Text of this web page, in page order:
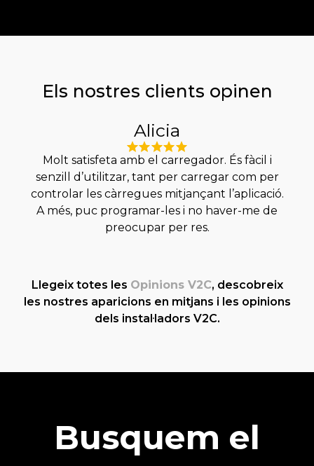
Els nostres clients opinen
Alicia
Molt satisfeta amb el carregador. És fàcil i
senzill d’utilitzar, tant per carregar com per
controlar les càrregues mitjançant l’aplicació.
A més, puc programar-les i no haver-me de
preocupar per res.
Llegeix totes les Opinions V2C, descobreix
les nostres aparicions en mitjans i les opinions
dels instal·ladors V2C.
Busquem el